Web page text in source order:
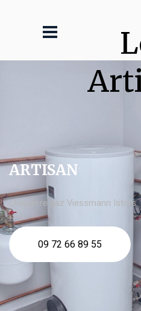
ARTISAN
chaudière gaz Viessmann Istres
09 72 66 89 55